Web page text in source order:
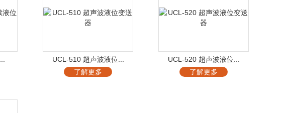
UCL-510 超声波液位...
了解更多
UCL-520 超声波液位...
了解更多